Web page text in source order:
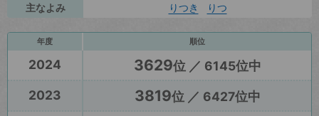
主なよみ りつき りつ
年度 順位
2024 3629位 ／ 6145位中
2023
3819位 ／ 6427位中